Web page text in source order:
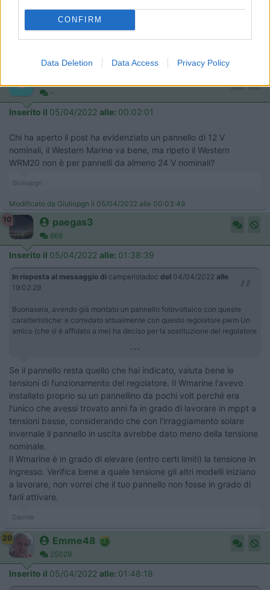
CONFIRM
Data Deletion Data Access Privacy Policy
-
Inserito il 05/04/2022 alle: 00:02:01
Chi ha aperto il post ha evidenziato un pannello di 12 V
nominali, il Western Marine va bene, ma ripeto il Western
WRM20 non è per pannelli da almeno 24 V nominali?
Giuliopgn
Modificato da Giuliopgn il 05/04/2022 alle 00:03:49
10
paegas3
668
Inserito il 05/04/2022 alle: 01:38:39
In risposta al messaggio di camperistadoc del 04/04/2022 alle
19:02:29
Buonasera, avendo già montato un pannello fotovoltaico con queste
caratteristiche: e corredato attualmente con questo regolatore pwm Un
amico (che si è affidato a me) ha deciso per la sostituzione del regolatore
...
Se il pannello resta quello che hai indicato, valuta bene le
tensioni di funzionamento del regolatore. Il Wmarine l'avevo
installato proprio su un pannellino da pochi volt perché era
l'unico che avessi trovato anni fa in grado di lavorare in mppt a
tensioni basse, considerando che con l'irraggiamento solare
invernale il pannello in uscita avrebbe dato meno della tensione
nominale.
Il Wmarine è in grado di elevare (entro certi limiti) la tensione in
ingresso. Verifica bene a quale tensione gli altri modelli iniziano
a lavorare, non vorrei che il tuo pannello non fosse in grado di
farli attivare.
Davide
20 Emme48
25029
Inserito il 05/04/2022 alle: 01:48:18